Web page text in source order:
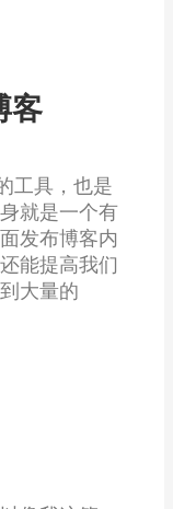
客
工具，也是
就是一个有
发布博客内
能提高我们
大量的